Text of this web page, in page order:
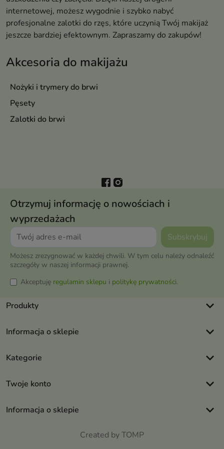
Akcesoria do makijażu
Nożyki i trymery do brwi
Pęsety
Zalotki do brwi
internetowej, możesz wygodnie i szybko nabyć
profesjonalne zalotki do rzęs, które uczynią Twój makijaż
jeszcze bardziej efektownym. Zapraszamy do zakupów!
Otrzymuj informację o nowościach i
wyprzedażach
Możesz zrezygnować w każdej chwili. W tym celu należy odnaleźć
szczegóły w naszej informacji prawnej.
Akceptuję regulamin sklepu i politykę prywatności.
Produkty keyboard_arrow_down
Informacja o sklepie keyboard_arrow_down
Kategorie keyboard_arrow_down
Twoje konto keyboard_arrow_down
Informacja o sklepie keyboard_arrow_down
Created by TOMP